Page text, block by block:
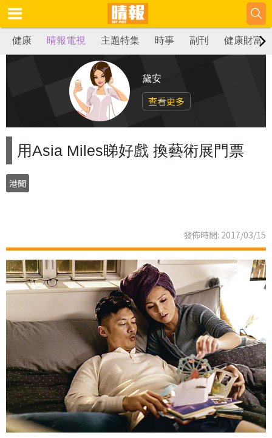
健康 晴報電視 主題特集 時事 副刊 健康財富
黛安
查看更多
用Asia Miles睇好戲 換藝術展門票
港聞
發佈時間: 2017/03/15